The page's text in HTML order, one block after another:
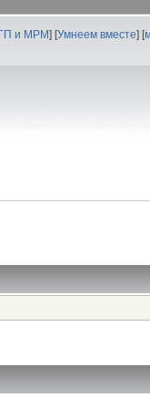
и МРМ] [Умнеем вместе] [